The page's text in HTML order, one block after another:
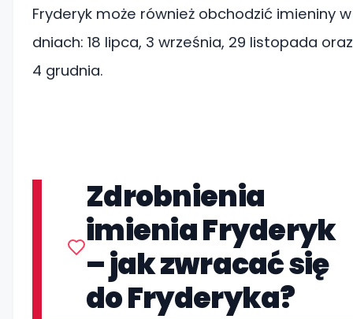
Fryderyk może również obchodzić imieniny w
dniach: 18 lipca, 3 września, 29 listopada oraz
4 grudnia.
Zdrobnienia
imienia Fryderyk
– jak zwracać się
do Fryderyka?